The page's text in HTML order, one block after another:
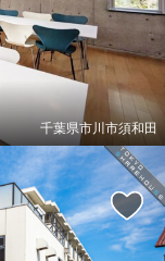
千葉県市川市須和田